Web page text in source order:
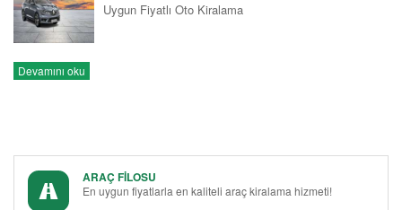
Uygun Fiyatlı Oto Kiralama
Devamını oku
ARAÇ FİLOSU
En uygun fiyatlarla en kaliteli araç kiralama hizmeti!